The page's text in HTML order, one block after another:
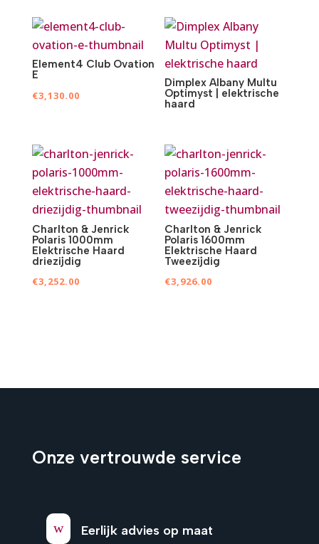
Element4 Club Ovation
E
€3,130.00
Dimplex Albany Multu
Optimyst | elektrische
haard
Charlton & Jenrick
Polaris 1000mm
Elektrische Haard
driezijdig
€3,252.00
Charlton & Jenrick
Polaris 1600mm
Elektrische Haard
Tweezijdig
€3,926.00
Onze vertrouwde service
w Eerlijk advies op maat